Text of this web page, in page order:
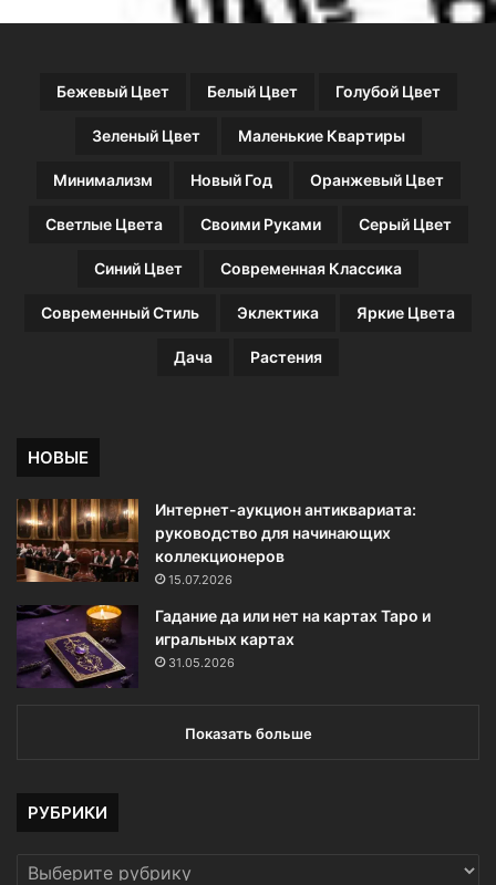
Бежевый Цвет Белый Цвет Голубой Цвет
Зеленый Цвет Маленькие Квартиры
Минимализм Новый Год Оранжевый Цвет
Светлые Цвета Своими Руками Серый Цвет
Синий Цвет Современная Классика
Современный Стиль Эклектика Яркие Цвета
Дача Растения
НОВЫЕ
Интернет-аукцион антиквариата:
руководство для начинающих
коллекционеров
15.07.2026
Гадание да или нет на картах Таро и
игральных картах
31.05.2026
Показать больше
РУБРИКИ
РУБРИКИ